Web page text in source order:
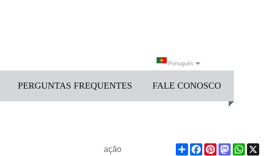
Português
中文 English
Português Русский
PERGUNTAS FREQUENTES FALE CONOSCO
ação
ShareFacebook
PinterestMastodonWhatsApp